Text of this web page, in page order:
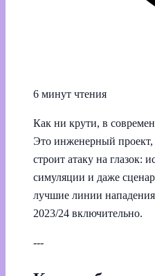
6 минут чтения
Как ни крути, в
Это инженерный проект,
строит атаку на глазок:
симуляции и даже
лучшие линии нападения
2023/24 включительно.
---